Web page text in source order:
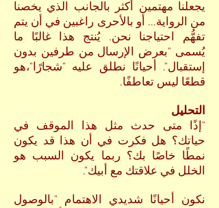
يجعلنا مهتمين أكثر بالجانب الذي يخصنا
من الرواية... أو بالأحرى راغبين في أن يتم
تفهُّم احتياجنا نحن. يُنتج هذا غالبًا ما
يُسمى "بعرض الإرسال من طرفين بدون
إستقبال". أحيانًا نطلق عليه "شجارًا"،هو
قطعًا ليس تعاطفًا.
التحليل
"إذًا متى حدث مثل هذا الموقف في
حياتك؟ هل فكرت في أن هذا قد يكون
نمطًا خاصًا بك؟ ربما يكون السبب هو
الخلل في علاقتك مع أبيك".
نكون أحيانًا شديدي الاهتمام "بالوصول